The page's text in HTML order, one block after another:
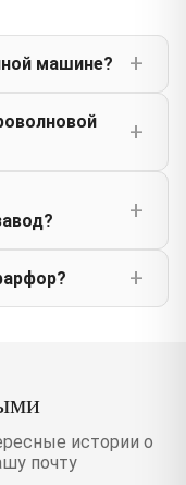
машине?
истории о
почту